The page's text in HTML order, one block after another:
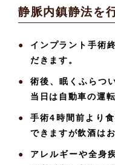
静脈内鎮静法を
インプラント手術
だきます。
術後、眠くふらつ
当日は自動車の運
手術4時間前より
できますが飲酒は
アレルギーや全身